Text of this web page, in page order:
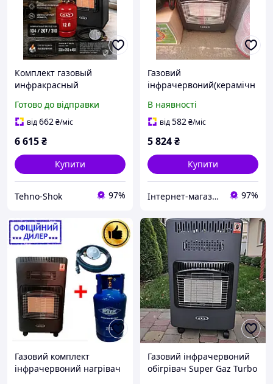
Комплект газовый
инфракрасный
KH-10 4,5 кВт, баллон 12л
+ редуктор + шланг
Готово до відправки
від662₴/міс
6 615₴
Купити
Tehno-Shok 97%
Газовий
інфрачервоний(керамічн
KH10
В наявності
від582₴/міс
5 824₴
Купити
Інтернет-магазин "Топ Маркет2014" 97%
Газовий комплект
інфрачервоний нагрівач
Газовий інфрачервоний
обігрівач Super Gaz Turbo